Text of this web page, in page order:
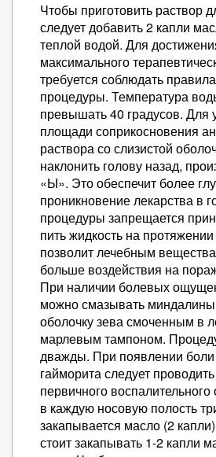
Чтобы приготовить раствор
следует добавить 2 капли
теплой водой. Для
максимального
требуется соблюдать
процедуры. Температура
превышать 40 градусов. Для
площади соприкосновения
раствора со слизистой
наклонить голову назад,
«Ы». Это обеспечит более
проникновение лекарства в
процедуры запрещается
пить жидкость на
позволит лечебным
больше воздействия на
При наличии болевых
можно смазывать
оболочку зева смоченным в
марлевым тампоном.
дважды. При появлении
гайморита следует
первичного воспалительного
в каждую носовую полость
закапывается масло (2
стоит закапывать 1-2 капли